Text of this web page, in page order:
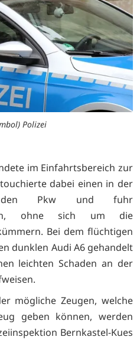
Polizei
im Einfahrtsbereich zur
dabei einen in der
Pkw und fuhr
ohne sich um die
Bei dem flüchtigen
dunklen Audi A6 gehandelt
leichten Schaden an der
mögliche Zeugen, welche
geben können, werden
Bernkastel-Kues